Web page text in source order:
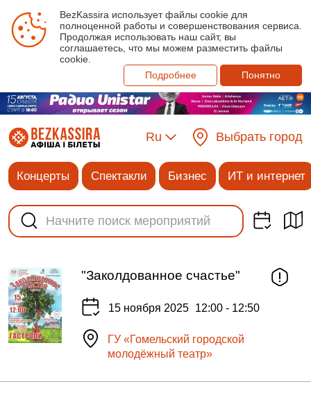
BezKassira использует файлы cookie для
полноценной работы и совершенствования сервиса.
Продолжая использовать наш сайт, вы
соглашаетесь, что мы можем разместить файлы
cookie.
Подробнее
Понятно
Ru Выбрать город
Концерты Спектакли Бизнес ИТ и интернет
"Заколдованное счастье"
15 ноября 2025 12:00 - 12:50
ГУ «Гомельский городской
молодёжный театр»